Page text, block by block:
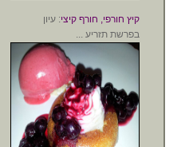
קיץ חורפי, חורף קיצי: עיון
בפרשת תזריע ...